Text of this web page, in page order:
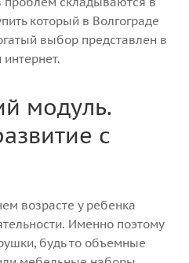
который в Волгограде
выбор представлен в
модуль.
с
возрасте у ребенка
Именно поэтому
будь то объемные